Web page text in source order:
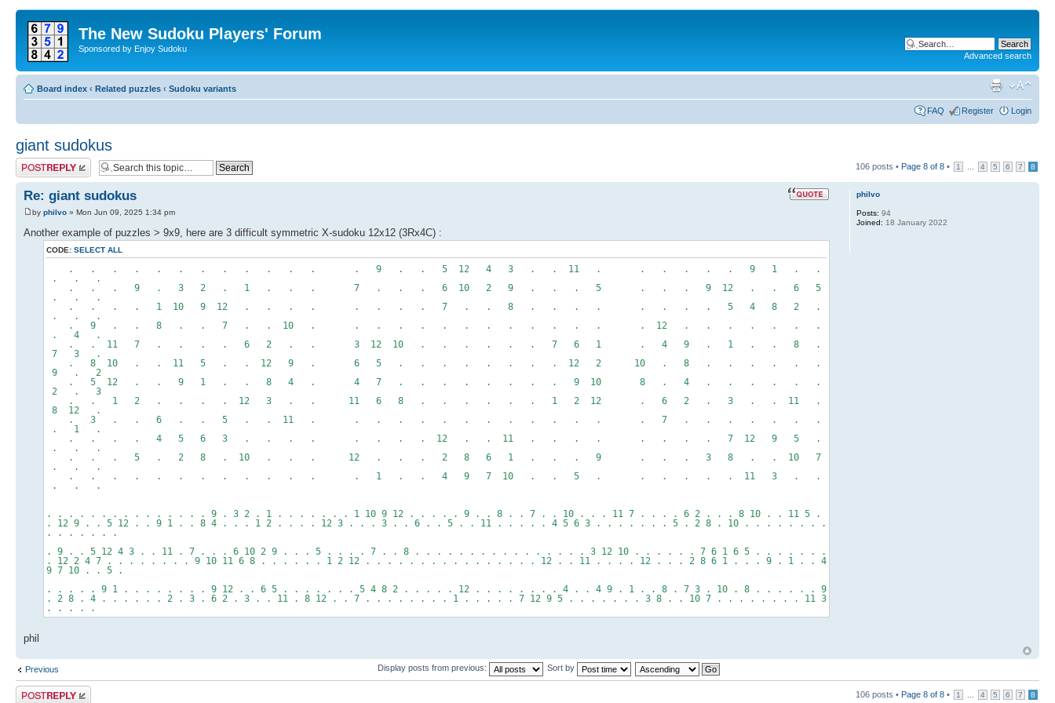
The New Sudoku Players' Forum
Sponsored by Enjoy Sudoku
Advanced search
Board index ‹ Related puzzles ‹ Sudoku variants
FAQ Register Login
giant sudokus
Post a reply 106 posts • Page 8 of 8 • 1 4 5 6 7 8
Re: giant sudokus
by philvo » Mon Jun 09, 2025 1:34 pm
Another example of puzzles > 9x9, here are 3 difficult symmetric X-sudoku 12x12 (3Rx4C) :
CODE: SELECT ALL
. . . . . . . . . . . . . 9 . . 5 12 4 3 . . 11 . . . . . . 9 1 . .
. . .
. . . 9 . 3 2 . 1 . . . 7 . . . 6 10 2 9 . . . 5 . . . 9 12 . . 6 5
. . .
. . . . 1 10 9 12 . . . . . . . . 7 . . 8 . . . . . . . . 5 4 8 2 .
. . .
. 9 . . 8 . . 7 . . 10 . . . . . . . . . . . . . . 12 . . . . . . .
. 4 .
. . 11 7 . . . . 6 2 . . 3 12 10 . . . . . . 7 6 1 . 4 9 . 1 . . 8 .
7 3 .
. 8 10 . . 11 5 . . 12 9 . 6 5 . . . . . . . . 12 2 10 . 8 . . . . . .
9 . 2
. 5 12 . . 9 1 . . 8 4 . 4 7 . . . . . . . . 9 10 8 . 4 . . . . . .
2 . 3
. . 1 2 . . . . 12 3 . . 11 6 8 . . . . . . 1 2 12 . 6 2 . 3 . . 11 .
8 12 .
. 3 . . 6 . . 5 . . 11 . . . . . . . . . . . . . . 7 . . . . . . .
. 1 .
. . . . 4 5 6 3 . . . . . . . . 12 . . 11 . . . . . . . . 7 12 9 5 .
. . .
. . . 5 . 2 8 . 10 . . . 12 . . . 2 8 6 1 . . . 9 . . . 3 8 . . 10 7
. . .
. . . . . . . . . . . . . 1 . . 4 9 7 10 . . 5 . . . . . . 11 3 . .
. . .
. . . . . . . . . . . . . . . 9 . 3 2 . 1 . . . . . . . 1 10 9 12 . . . . . 9 . . 8 . . 7 . . 10 . . . 11 7 . . . . 6 2 . . . 8 10 . . 11 5 .
. 12 9 . . 5 12 . . 9 1 . . 8 4 . . . 1 2 . . . . 12 3 . . . 3 . . 6 . . 5 . . 11 . . . . . 4 5 6 3 . . . . . . . 5 . 2 8 . 10 . . . . . . . .
. . . . . . .
. 9 . . 5 12 4 3 . . 11 . 7 . . . 6 10 2 9 . . . 5 . . . . 7 . . 8 . . . . . . . . . . . . . . . . 3 12 10 . . . . . . 7 6 1 6 5 . . . . . . .
. 12 2 4 7 . . . . . . . . 9 10 11 6 8 . . . . . . 1 2 12 . . . . . . . . . . . . . . . . 12 . . 11 . . . . 12 . . . 2 8 6 1 . . . 9 . 1 . . 4
9 7 10 . . 5 .
. . . . . 9 1 . . . . . . . . 9 12 . . 6 5 . . . . . . . 5 4 8 2 . . . . . 12 . . . . . . . . 4 . . 4 9 . 1 . . 8 . 7 3 . 10 . 8 . . . . . . 9
. 2 8 . 4 . . . . . . 2 . 3 . 6 2 . 3 . . 11 . 8 12 . . 7 . . . . . . . . 1 . . . . . 7 12 9 5 . . . . . . . 3 8 . . 10 7 . . . . . . . . 11 3
. . . . .
phil
philvo
Posts: 94
Joined: 18 January 2022
Previous Display posts from previous: Sort by
Post a reply 106 posts • Page 8 of 8 • 1 4 5 6 7 8